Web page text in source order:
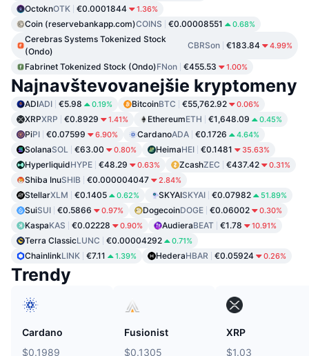
OctoknOTK €0.0001844 1.36%
Coin (reservebankapp.com)COINS €0.00008551 0.68%
Cerebras Systems Tokenized Stock
(Ondo)
CBRSon €183.84 4.99%
Fabrinet Tokenized Stock (Ondo)FNon €455.53 1.00%
Najnavštevovanejšie kryptomeny
ADIADI €5.98 0.19% BitcoinBTC €55,762.92 0.06%
XRPXRP €0.8929 1.41% EthereumETH €1,648.09 0.45%
PiPI €0.07599 6.90% CardanoADA €0.1726 4.64%
SolanaSOL €63.00 0.80% HeimaHEI €0.1481 35.63%
HyperliquidHYPE €48.29 0.63% ZcashZEC €437.42 0.31%
Shiba InuSHIB €0.000004047 2.84%
StellarXLM €0.1405 0.62% SKYAISKYAI €0.07982 51.89%
SuiSUI €0.5866 0.97% DogecoinDOGE €0.06002 0.30%
KaspaKAS €0.02228 0.90% AudieraBEAT €1.78 10.91%
Terra ClassicLUNC €0.00004292 0.71%
ChainlinkLINK €7.11 1.39% HederaHBAR €0.05924 0.26%
Trendy
Cardano
$0.1989
Fusionist
$0.1305
XRP
$1.03